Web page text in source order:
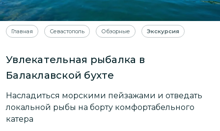
Главная Севастополь Обзорные Экскурсия
Увлекательная рыбалка в
Балаклавской бухте
Насладиться морскими пейзажами и отведать
локальной рыбы на борту комфортабельного
катера